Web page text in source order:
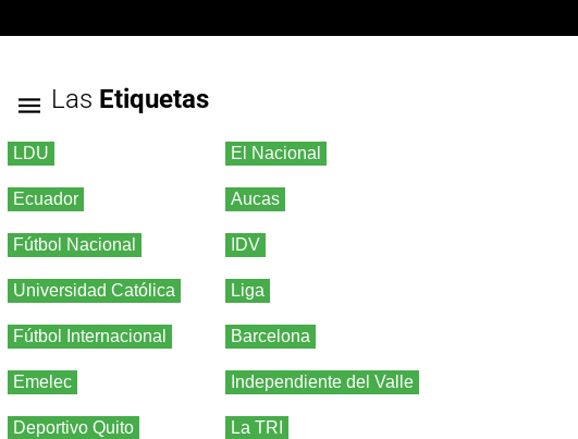
Las Etiquetas
LDU El Nacional
Ecuador Aucas
Fútbol Nacional IDV
Universidad Católica Liga
Fútbol Internacional Barcelona
Emelec Independiente del Valle
Deportivo Quito La TRI